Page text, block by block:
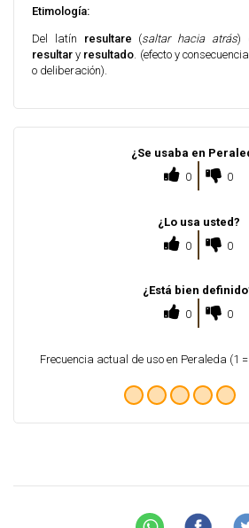
Etimología:
Del latín resultare (saltar hacia atrás)
resultary resultado. (efecto y
o deliberación).
¿Se usaba en
0
0
¿Lo usa usted?
0
0
¿Está bien
0
0
Frecuencia actual de uso en Peraleda (1